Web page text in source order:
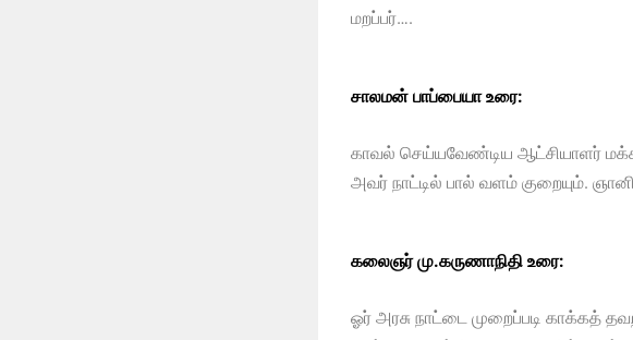
மறப்பர்….
சாலமன் பாப்பையா உரை:
காவல் செய்யவேண்டிய ஆட்சியாளர்
அவர் நாட்டில் பால் வளம் குறையும்.
கலைஞர் மு.கருணாநிதி உரை:
ஓர் அரசு நாட்டை முறைப்படி காக்கத்